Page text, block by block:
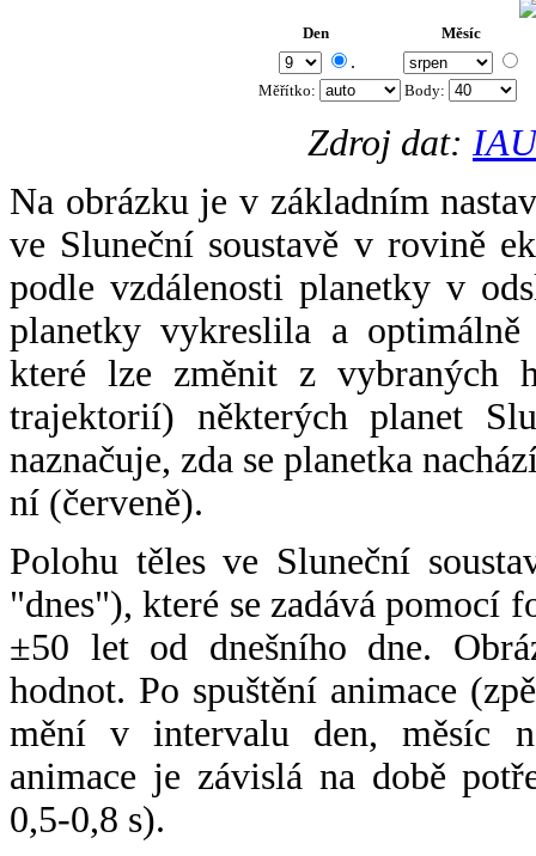
Den Měsíc
.
Měřítko: Body:
Zdroj dat:
Na obrázku je v základním
ve Sluneční soustavě v rovině
podle vzdálenosti planetky v
planetky vykreslila a
které lze změnit z vybraných
trajektorií) některých planet
naznačuje, zda se planetka
ní (červeně).
Polohu těles ve Sluneční
"dnes"), které se zadává pomocí
±50 let od dnešního dne.
hodnot. Po spuštění animace
mění v intervalu den, měsíc
animace je závislá na době
0,5-0,8 s).